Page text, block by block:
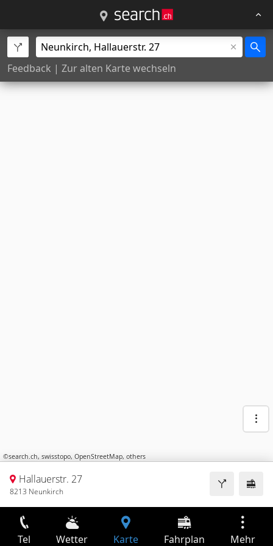
Feedback | Zur alten Karte wechseln
©search.ch, swisstopo, OpenStreetMap, others
Hallauerstr. 27
8213 Neunkirch
Tel Wetter Karte Fahrplan Mehr